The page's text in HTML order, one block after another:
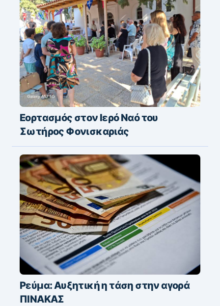
Εορτασμός στον Ιερό Ναό του
Σωτήρος Φονισκαριάς
Ρεύμα: Αυξητική η τάση στην αγορά
ΠΙΝΑΚΑΣ